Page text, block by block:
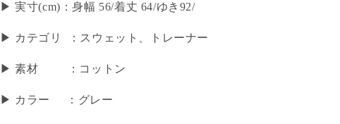
▶︎ 実寸(cm)：身幅 56/着丈 64/ゆき92/
▶ カテゴリ ：スウェット、トレーナー
▶ 素材 ：コットン
▶ カラー ：グレー